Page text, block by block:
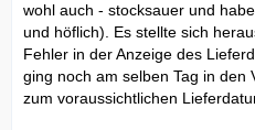
wohl auch - stocksauer und
und höflich). Es stellte sich
Fehler in der Anzeige des
ging noch am selben Tag in den
zum voraussichtlichen